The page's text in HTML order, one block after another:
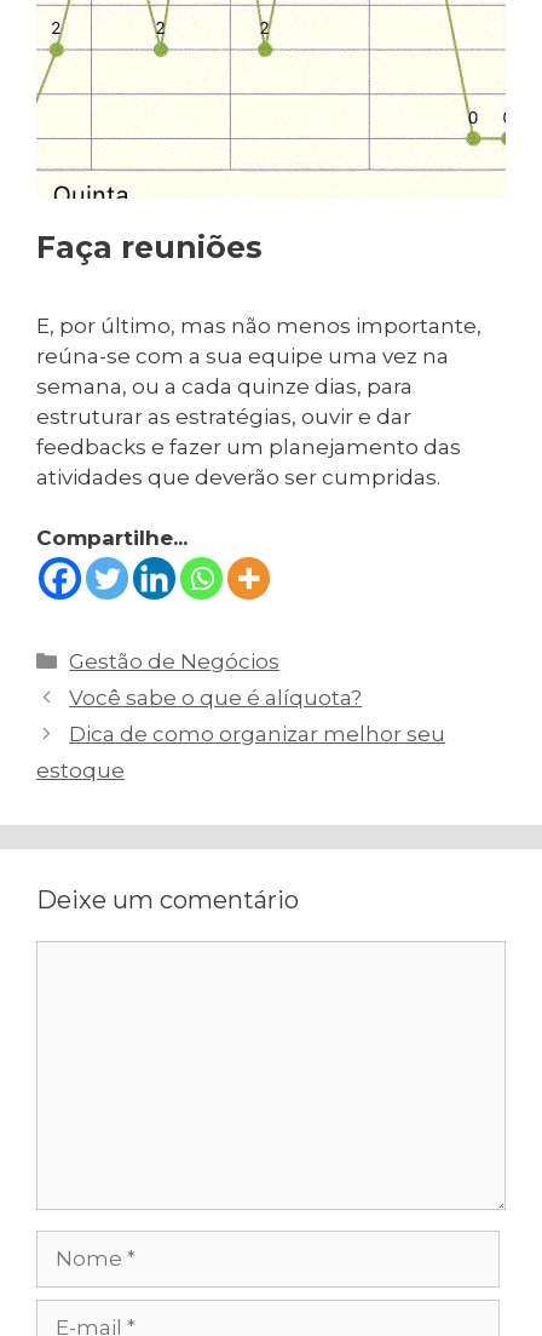
Faça reuniões
E, por último, mas não menos importante,
reúna-se com a sua equipe uma vez na
semana, ou a cada quinze dias, para
estruturar as estratégias, ouvir e dar
feedbacks e fazer um planejamento das
atividades que deverão ser cumpridas.
Compartilhe...
Categorias
Gestão de Negócios
Navegação
de
Você sabe o que é alíquota?
Dica de como organizar melhor seu
estoque
Deixe um comentário